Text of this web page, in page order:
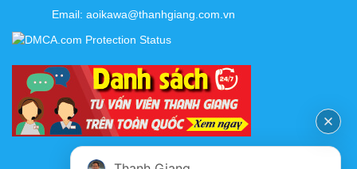
Email: aoikawa@thanhgiang.com.vn